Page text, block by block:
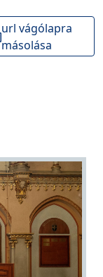
url vágólapra
másolása